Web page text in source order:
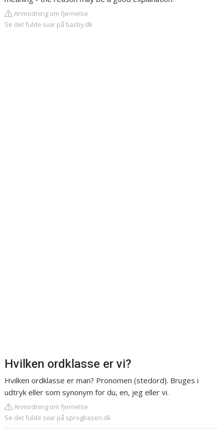
Anmodning om fjernelse
Se det fulde svar på basby.dk
Hvilken ordklasse er vi?
Hvilken ordklasse er man? Pronomen (stedord). Bruges i
udtryk eller som synonym for du, en, jeg eller vi.
Anmodning om fjernelse
Se det fulde svar på sprogbasen.dk